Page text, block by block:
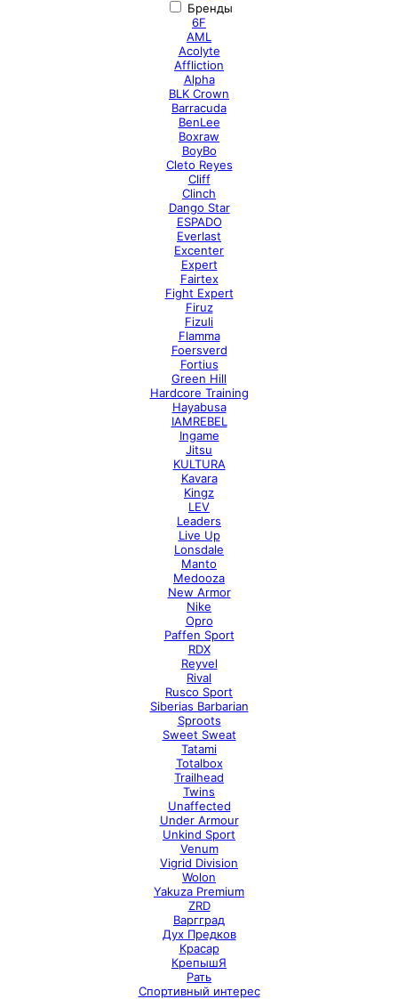
Бренды
6F
AML
Acolyte
Affliction
Alpha
BLK Crown
Barracuda
BenLee
Boxraw
BoyBo
Cleto Reyes
Cliff
Clinch
Dango Star
ESPADO
Everlast
Excenter
Expert
Fairtex
Fight Expert
Firuz
Fizuli
Flamma
Foersverd
Fortius
Green Hill
Hardcore Training
Hayabusa
IAMREBEL
Ingame
Jitsu
KULTURA
Kavara
Kingz
LEV
Leaders
Live Up
Lonsdale
Manto
Medooza
New Armor
Nike
Opro
Paffen Sport
RDX
Reyvel
Rival
Rusco Sport
Siberias Barbarian
Sproots
Sweet Sweat
Tatami
Totalbox
Trailhead
Twins
Unaffected
Under Armour
Unkind Sport
Venum
Vigrid Division
Wolon
Yakuza Premium
ZRD
Варгград
Дух Предков
Красар
КрепышЯ
Рать
Спортивный интерес